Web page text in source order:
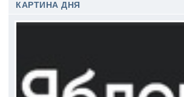
КАРТИНА ДНЯ